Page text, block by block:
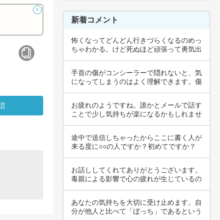
0
新着コメント
怖くなってどんどん行きづらくなるのめっ
ちゃわかる。けど死ぬほど頑張って勇気出
手首の傷がコンシーラーで隠れないと、気
になってしまうのはよく理解できます。傷
お疲れのようですね。誰かとメールで話す
ことで少し気持ちが楽になるかもしれませ
途中で送信しちゃったからここに書く人が
来る度に○○の人ですか？初めてですか？
お話ししてくれてありがとうございます。
毒親による影響で心の疲れが生じているの
あなたの気持ちを大切に受け止めます。自
分が他人と比べて「ぼっち」であるという